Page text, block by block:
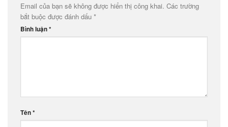
Email của bạn sẽ không được hiển thị công khai. Các trường
bắt buộc được đánh dấu *
Bình luận*
Tên*